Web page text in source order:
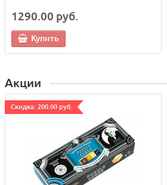
6490.00 руб.
5990.00 руб.
Купить
1290.00 руб.
Купить
Акции
Cкидка: 200.00 руб.